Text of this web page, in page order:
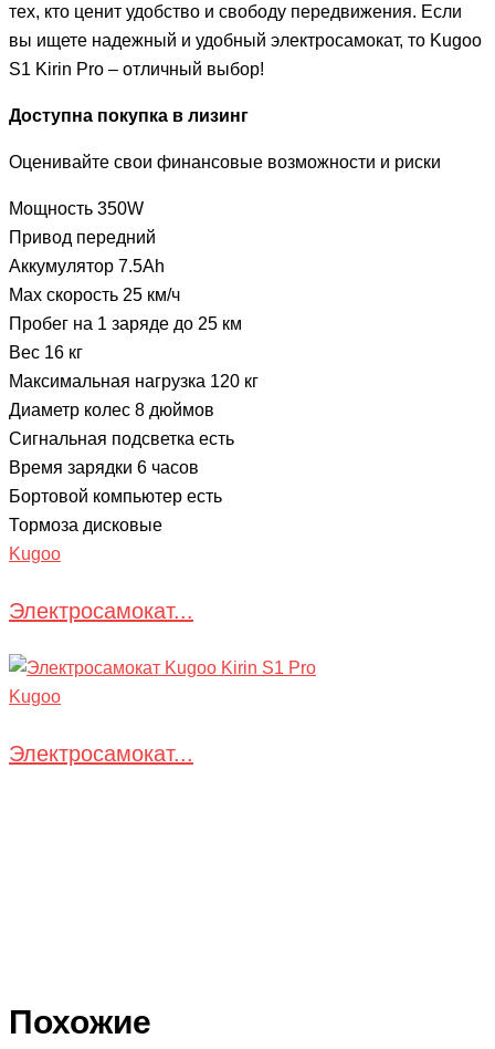
тех, кто ценит удобство и свободу передвижения. Если
вы ищете надежный и удобный электросамокат, то Kugoo
S1 Kirin Pro – отличный выбор!
Доступна покупка в лизинг
Оценивайте свои финансовые возможности и риски
Мощность 350W
Привод передний
Аккумулятор 7.5Ah
Мах скорость 25 км/ч
Пробег на 1 заряде до 25 км
Вес 16 кг
Максимальная нагрузка 120 кг
Диаметр колес 8 дюймов
Сигнальная подсветка есть
Время зарядки 6 часов
Бортовой компьютер есть
Тормоза дисковые
Kugoo
Электросамокат...
Kugoo
Электросамокат...
Похожие